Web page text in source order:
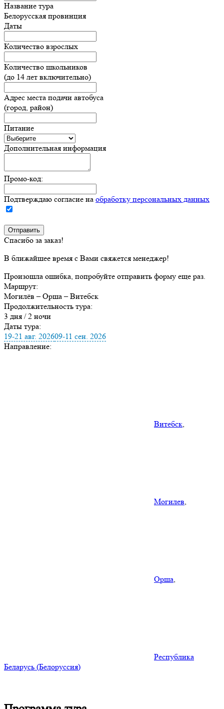
Название тура
Белорусская провинция
Даты
Количество взрослых
Количество школьников
(до 14 лет включительно)
Адрес места подачи автобуса
(город, район)
Питание
Дополнительная информация
Промо-код:
Подтверждаю согласие на обработку персональных данных
Спасибо за заказ!
В ближайшее время с Вами свяжется менеджер!
Произошла ошибка, попробуйте отправить форму еще раз.
Маршрут:
Могилёв – Орша – Витебск
Продолжительность тура:
3 дня / 2 ночи
Даты тура:
19-21 авг. 202609-11 сен. 2026
Направление:
Витебск,
Могилев,
Орша,
Республика
Беларусь (Белоруссия)